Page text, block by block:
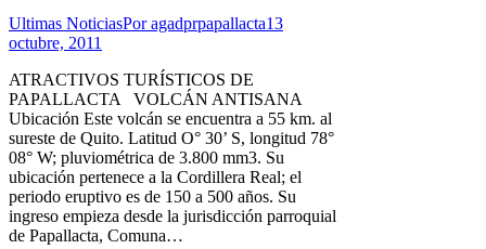
Ultimas NoticiasPoragadprpapallacta13
octubre, 2011
ATRACTIVOS TURÍSTICOS DE
PAPALLACTA VOLCÁN ANTISANA
Ubicación Este volcán se encuentra a 55 km. al
sureste de Quito. Latitud O° 30’ S, longitud 78°
08° W; pluviométrica de 3.800 mm3. Su
ubicación pertenece a la Cordillera Real; el
periodo eruptivo es de 150 a 500 años. Su
ingreso empieza desde la jurisdicción parroquial
de Papallacta, Comuna…